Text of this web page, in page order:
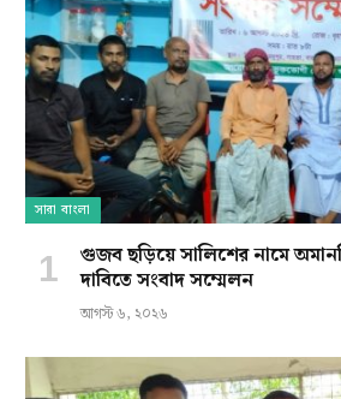
সারা বাংলা
গুজব ছড়িয়ে সালিশের নামে
দাবিতে সংবাদ সম্মেলন
আগস্ট ৬, ২০২৬